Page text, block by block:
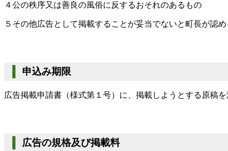
４公の秩序又は善良の風俗に反するおそれのあるもの
５その他広告として掲載することが妥当でないと町長が認
申込み期限
広告掲載申請書（様式第１号）に、掲載しようとする原稿
広告の規格及び掲載料